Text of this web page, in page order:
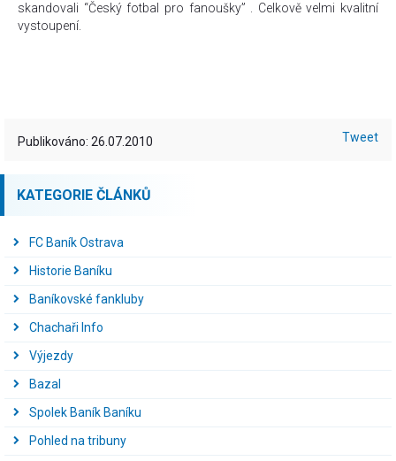
skandovali “Český fotbal pro fanoušky” . Celkově velmi kvalitní
vystoupení.
Publikováno: 26.07.2010 Tweet
KATEGORIE ČLÁNKŮ
FC Baník Ostrava
Historie Baníku
Baníkovské fankluby
Chachaři Info
Výjezdy
Bazal
Spolek Baník Baníku
Pohled na tribuny